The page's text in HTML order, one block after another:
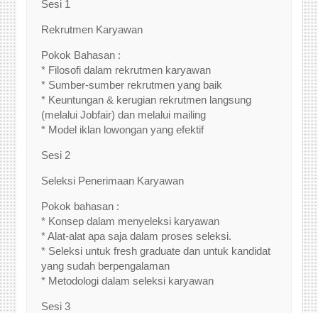
Sesi 1
Rekrutmen Karyawan
Pokok Bahasan :
* Filosofi dalam rekrutmen karyawan
* Sumber-sumber rekrutmen yang baik
* Keuntungan & kerugian rekrutmen langsung
(melalui Jobfair) dan melalui mailing
* Model iklan lowongan yang efektif
Sesi 2
Seleksi Penerimaan Karyawan
Pokok bahasan :
* Konsep dalam menyeleksi karyawan
* Alat-alat apa saja dalam proses seleksi.
* Seleksi untuk fresh graduate dan untuk kandidat
yang sudah berpengalaman
* Metodologi dalam seleksi karyawan
Sesi 3